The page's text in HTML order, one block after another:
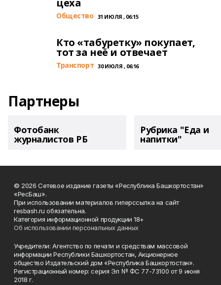
цеха
Общество 31 ИЮЛЯ , 06:15
Кто «табуретку» покупает,
тот за неё и отвечает
Транспорт 30 ИЮЛЯ , 06:16
Партнеры
Фотобанк
журналистов РБ
Рубрика "Еда и
напитки"
© 2026 Сетевое издание газеты «Республика Башкортостан»
«РесБаш».
При использовании материалов гиперссылка на сайт
resbash.ru обязательна.
Категория информационной продукции 18+
Об использовании персональных данных
Учредители: Агентство по печати и средствам массовой
информации Республики Башкортостан, Акционерное
общество Издательский дом «Республика Башкортостан».
Регистрационный номер: серия Эл № ФС 77-73100 от 9 июня
2018 г.